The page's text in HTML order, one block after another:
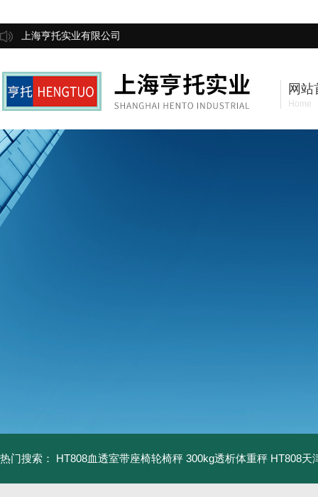
上海亨托实业有限公司
网站
Home
热门搜索： HT808血透室带座椅轮椅秤 300kg透析体重秤 HT808天